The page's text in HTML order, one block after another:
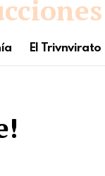
El Trivnvirato